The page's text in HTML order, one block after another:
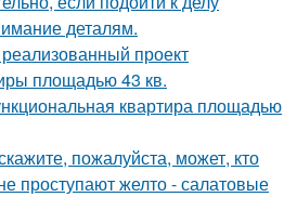
деталям.
проект
площадью 43 кв.
квартира площадью
пожалуйста, может, кто
проступают желто - салатовые